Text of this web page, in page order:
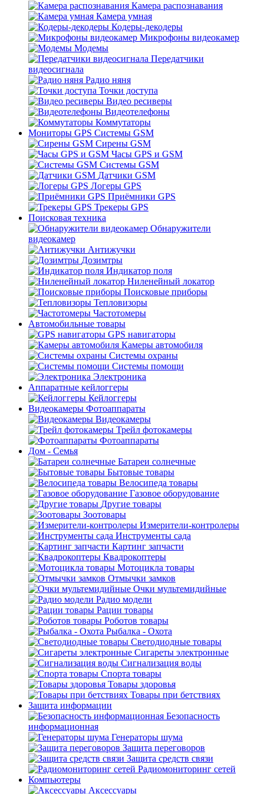
Камера распознавания
Камера умная
Кодеры-декодеры
Микрофоны видеокамер
Модемы
Передатчики
видеосигнала
Радио няня
Точки доступа
Видео ресиверы
Видеотелефоны
Коммутаторы
Мониторы GPS Системы GSM
Сирены GSM
Часы GPS и GSM
Системы GSM
Датчики GSM
Логеры GPS
Приёмники GPS
Трекеры GPS
Поисковая техника
Обнаружители
видеокамер
Антижучки
Дозимтры
Индикатор поля
Ниленейный локатор
Поисковые приборы
Тепловизоры
Частотомеры
Автомобильные товары
GPS навигаторы
Камеры автомобиля
Системы охраны
Системы помощи
Электроника
Аппаратные кейлоггеры
Кейлоггеры
Видеокамеры Фотоаппараты
Видеокамеры
Трейл фотокамеры
Фотоаппараты
Дом - Семья
Батареи солнечные
Бытовые товары
Велосипеда товары
Газовое оборудование
Другие товары
Зоотовары
Измерители-контролеры
Инструменты сада
Картинг запчасти
Квадрокоптеры
Мотоцикла товары
Отмычки замков
Очки мультемидийные
Радио модели
Рации товары
Роботов товары
Рыбалка - Охота
Светодиодные товары
Сигареты электронные
Сигнализация воды
Спорта товары
Товары здоровья
Товары при бетствиях
Защита информации
Безопасность
информационная
Генераторы шума
Защита переговоров
Защита средств связи
Радиомониторинг сетей
Компьютеры
Аксессуары